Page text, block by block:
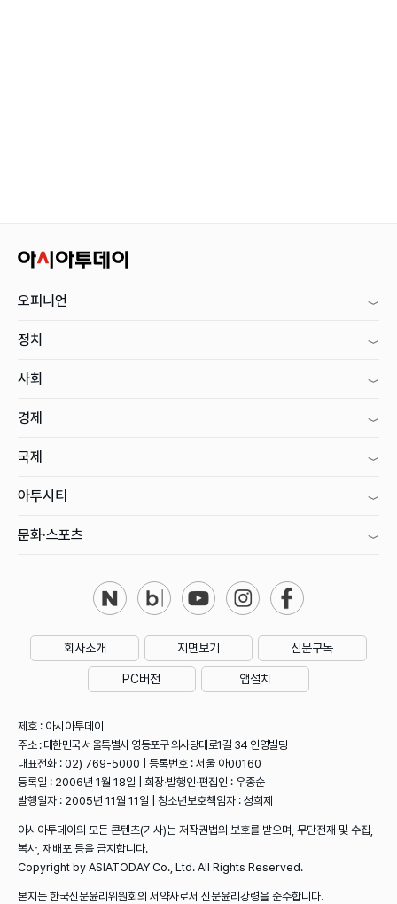
오피니언
정치
사회
경제
국제
아투시티
문화·스포츠
회사소개 지면보기 신문구독
PC버전 앱설치
제호 : 아시아투데이
주소 : 대한민국 서울특별시 영등포구 의사당대로1길 34 인영빌딩
대표전화 : 02) 769-5000 | 등록번호 : 서울 아00160
등록일 : 2006년 1월 18일 | 회장·발행인·편집인 : 우종순
발행일자 : 2005년 11월 11일 | 청소년보호책임자 : 성희제
아시아투데이의 모든 콘텐츠(기사)는 저작권법의 보호를 받으며, 무단전재 및 수집,
복사, 재배포 등을 금지합니다.
Copyright by ASIATODAY Co., Ltd. All Rights Reserved.
본지는 한국신문윤리위원회의 서약사로서 신문윤리강령을 준수합니다.